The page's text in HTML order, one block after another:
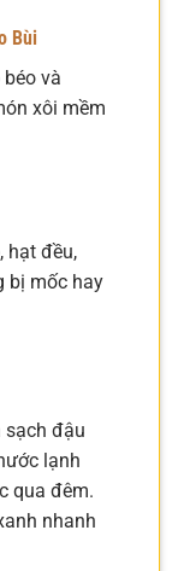
Bùi
và
xôi mềm
hạt đều,
bị mốc hay
đậu
lạnh
qua đêm.
nhanh